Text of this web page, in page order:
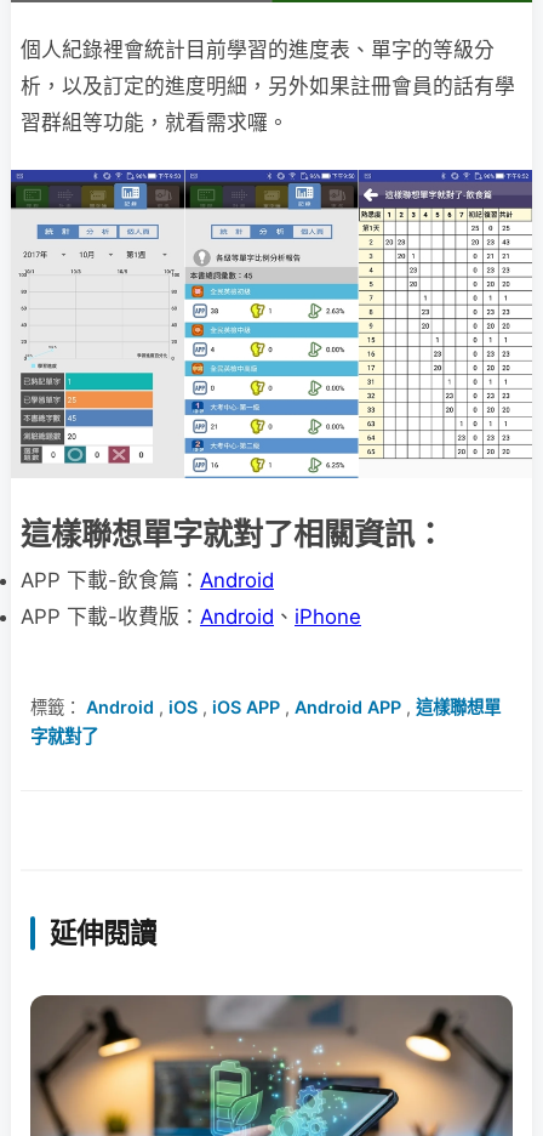
個人紀錄裡會統計目前學習的進度表、單字的等級分
析，以及訂定的進度明細，另外如果註冊會員的話有學
習群組等功能，就看需求囉。
這樣聯想單字就對了相關資訊：
APP 下載-飲食篇： Android
APP 下載-收費版： Android 、 iPhone
標籤： Android , iOS , iOS APP , Android APP , 這樣聯想單
字就對了
延伸閱讀